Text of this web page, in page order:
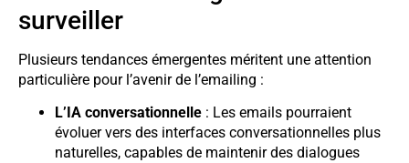
surveiller
Plusieurs tendances émergentes méritent une attention
particulière pour l’avenir de l’emailing :
L’IA conversationnelle : Les emails pourraient
évoluer vers des interfaces conversationnelles plus
naturelles, capables de maintenir des dialogues